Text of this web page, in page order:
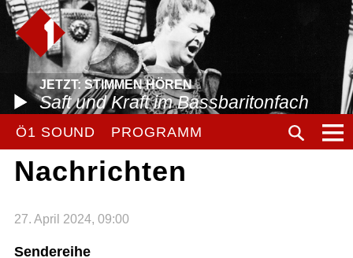
JETZT: STIMMEN HÖREN
Saft und Kraft im Bassbaritonfach
Ö1 SOUND PROGRAMM
Nachrichten
27. April 2024, 09:00
Sendereihe